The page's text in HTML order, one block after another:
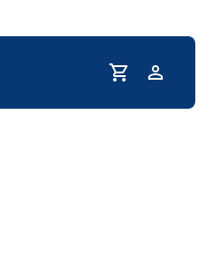
Profilo